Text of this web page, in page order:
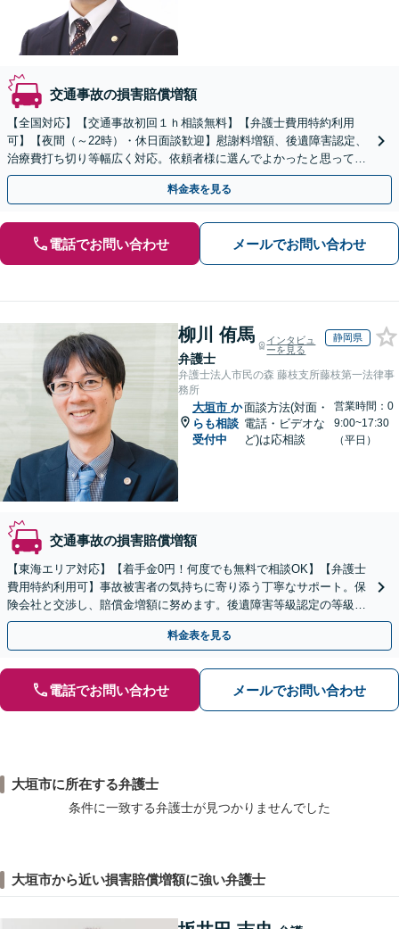
交通事故の損害賠償増額
【全国対応】【交通事故初回１ｈ相談無料】【弁護士費用特約利用
可】【夜間（～22時）・休日面談歓迎】慰謝料増額、後遺障害認定、
治療費打ち切り等幅広く対応。依頼者様に選んでよかったと思っても
らえるよう尽力します。ぜひご相談ください。
料金表を見る
電話でお問い合わせ メールでお問い合わせ
柳川 侑馬
弁護士
インタビュ
ーを見る
静岡県
弁護士法人市民の森 藤枝支所藤枝第一法律事
務所
大垣市 か
らも相談
受付中
面談方法(対面・
電話・ビデオな
ど)は応相談
営業時間：0
9:00~17:30
（平日）
交通事故の損害賠償増額
【東海エリア対応】【着手金0円！何度でも無料で相談OK】【弁護士
費用特約利用可】事故被害者の気持ちに寄り添う丁寧なサポート。保
険会社と交渉し、賠償金増額に努めます。後遺障害等級認定の等級ア
ップ実績も多数。事故直後の方もまずはご相談ください。
料金表を見る
電話でお問い合わせ メールでお問い合わせ
大垣市に所在する弁護士
条件に一致する弁護士が見つかりませんでした
大垣市から近い損害賠償増額に強い弁護士